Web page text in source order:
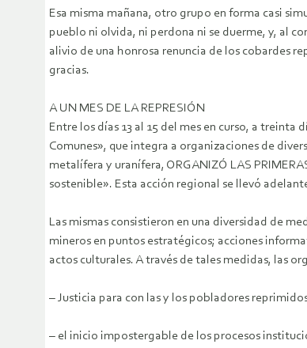
Esa misma mañana, otro grupo en forma casi
pueblo ni olvida, ni perdona ni se duerme, y, al
alivio de una honrosa renuncia de los cobardes
gracias.
A UN MES DE LA REPRESIÓN
Entre los días 13 al 15 del mes en curso, a
Comunes», que integra a organizaciones de
metalífera y uranífera, ORGANIZÓ LAS
sostenible». Esta acción regional se llevó
Las mismas consistieron en una diversidad de
mineros en puntos estratégicos; acciones
actos culturales. A través de tales medidas, las
– Justicia para con las y los pobladores
– el inicio impostergable de los procesos